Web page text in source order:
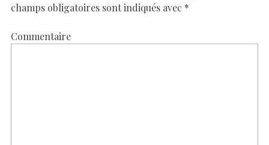
champs obligatoires sont indiqués avec *
Commentaire